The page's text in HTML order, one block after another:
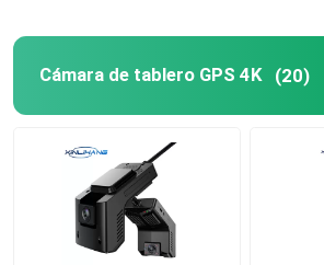
Videocámara de coche FHD 1080P
Grabadora de cámara de tablero
Cámara de tablero WIFI GPS
Cámara de tablero GPS 4K (20)